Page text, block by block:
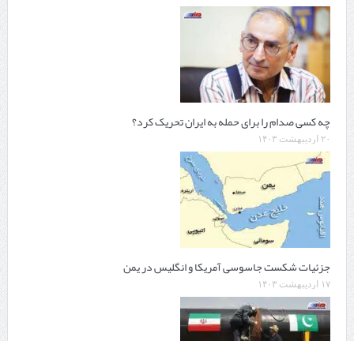
چه کسی صدام را برای حمله به ایران تحریک کرد؟
۲۰ اردیبهشت ۱۴۰۳
جزئیات شکست جاسوسی آمریکا و انگلیس در یمن
۱۷ اردیبهشت ۱۴۰۳